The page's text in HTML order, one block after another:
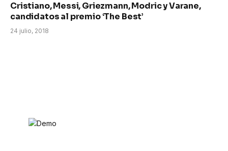
Cristiano, Messi, Griezmann, Modric y Varane,
candidatos al premio ‘The Best’
24 julio, 2018